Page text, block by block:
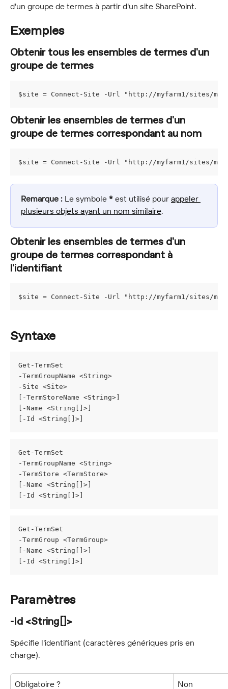
d'un groupe de termes à partir d'un site SharePoint.
Exemples
Obtenir tous les ensembles de termes d'un
groupe de termes
$site = Connect-Site -Url "http://myfarm1/sites/
Obtenir les ensembles de termes d'un
groupe de termes correspondant au nom
$site = Connect-Site -Url "http://myfarm1/sites/
Remarque : Le symbole * est utilisé pour appeler
plusieurs objets ayant un nom similaire.
Obtenir les ensembles de termes d'un
groupe de termes correspondant à
l'identifiant
$site = Connect-Site -Url "http://myfarm1/sites/
Syntaxe
Get-TermSet
-TermGroupName <String>
-Site <Site>
[-TermStoreName <String>]
[-Name <String[]>]
[-Id <String[]>]
Get-TermSet
-TermGroupName <String>
-TermStore <TermStore>
[-Name <String[]>]
[-Id <String[]>]
Get-TermSet
-TermGroup <TermGroup>
[-Name <String[]>]
[-Id <String[]>]
Paramètres
-Id <String[]>
Spécifie l'identifiant (caractères génériques pris en
charge).
Obligatoire ? Non